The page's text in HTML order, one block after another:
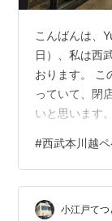
こんばんは、
日）、私は西
おります。 こ
っていて、閉
いと思います
ます。ぺぺに
道のジオラマ
のかなという
思います。 そ
#西武本川越
小江戸て